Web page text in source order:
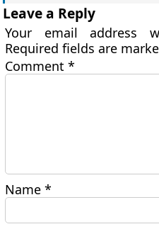
Leave a Reply
Your email address
Required fields are
Comment*
Name*